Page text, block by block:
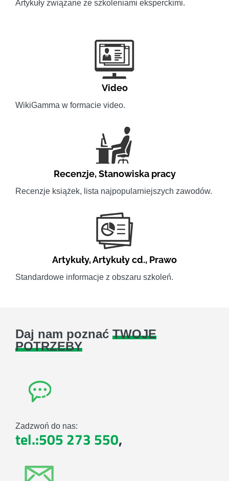
Artykuły związane ze szkoleniami eksperckimi.
Video
WikiGamma w formacie video.
Recenzje,Stanowiska pracy
Recenzje książek, lista najpopularniejszych zawodów.
Artykuły,Artykuły cd., Prawo
Standardowe informacje z obszaru szkoleń.
Daj nam poznać TWOJE
POTRZEBY
Zadzwoń do nas:
tel.:505 273 550,